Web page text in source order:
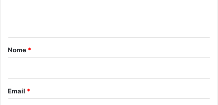
o
Nome *
Email *